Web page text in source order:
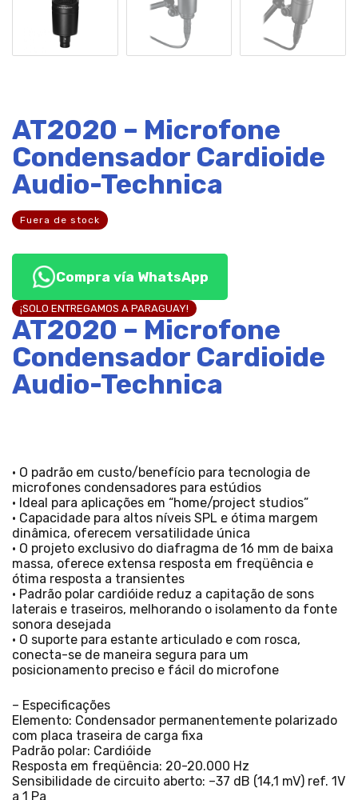
AT2020 – Microfone
Condensador Cardioide
Audio-Technica
Fuera de stock
Compra vía WhatsApp
¡SOLO ENTREGAMOS A PARAGUAY!
AT2020 – Microfone
Condensador Cardioide
Audio-Technica
• O padrão em custo/benefício para tecnologia de
microfones condensadores para estúdios
• Ideal para aplicações em “home/project studios”
• Capacidade para altos níveis SPL e ótima margem
dinâmica, oferecem versatilidade única
• O projeto exclusivo do diafragma de 16 mm de baixa
massa, oferece extensa resposta em freqüência e
ótima resposta a transientes
• Padrão polar cardióide reduz a capitação de sons
laterais e traseiros, melhorando o isolamento da fonte
sonora desejada
• O suporte para estante articulado e com rosca,
conecta-se de maneira segura para um
posicionamento preciso e fácil do microfone
– Especificações
Elemento: Condensador permanentemente polarizado
com placa traseira de carga fixa
Padrão polar: Cardióide
Resposta em freqüência: 20-20.000 Hz
Sensibilidade de circuito aberto: –37 dB (14,1 mV) ref. 1V
a 1 Pa